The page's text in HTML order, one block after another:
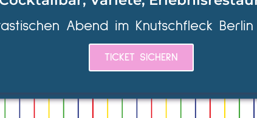
Abend im Knutschfleck Berlin
TICKET SICHERN